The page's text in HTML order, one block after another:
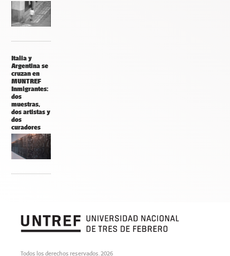
Italia y
Argentina se
cruzan en
MUNTREF
Inmigrantes:
dos
muestras,
dos artistas y
dos
curadores
Todos los derechos reservados. 2026